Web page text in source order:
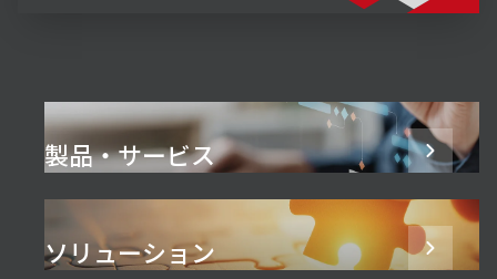
製品・サービス
ソリューション